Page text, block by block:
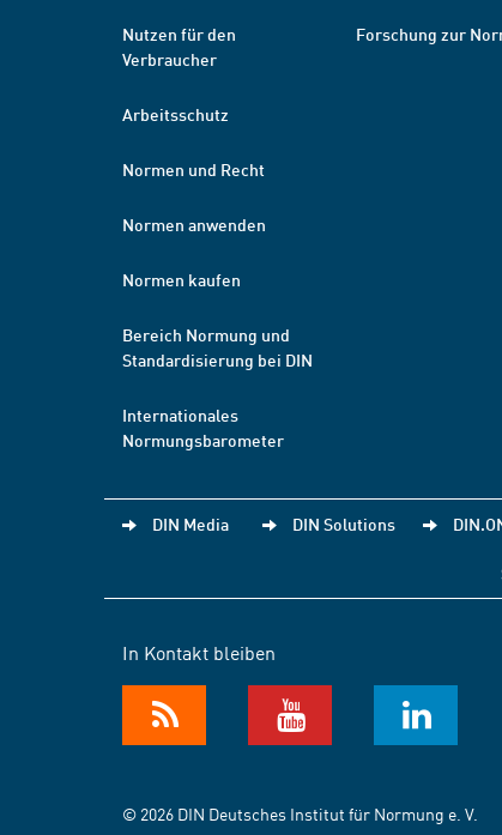
Nutzen für den
Verbraucher
Arbeitsschutz
Normen und Recht
Normen anwenden
Normen kaufen
Bereich Normung und
Standardisierung bei DIN
Internationales
Normungsbarometer
Forschung zur
DIN Media DIN Solutions
In Kontakt bleiben
© 2026 DIN Deutsches Institut für Normung e. V.